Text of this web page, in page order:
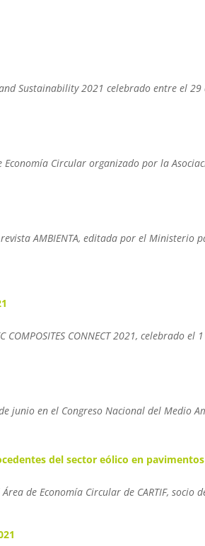
Sustainability 2021 celebrado entre el
Economía Circular organizado por la
AMBIENTA, editada por el
COMPOSITES CONNECT 2021, celebrado
junio en el Congreso Nacional del Medio
del sector eólico en pavimentos
de Economía Circular de CARTIF, socio